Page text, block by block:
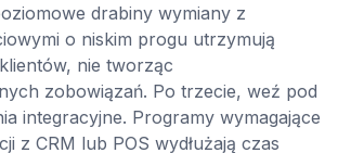
drabiny wymiany z
o niskim progu utrzymują
nie tworząc
zobowiązań. Po trzecie, weź pod
integracyjne. Programy wymagające
z CRM lub POS wydłużają czas